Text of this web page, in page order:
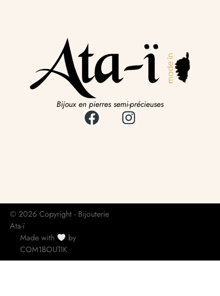
Bijoux en pierres semi-précieuses
© 2026 Copyright - Bijouterie
Ata-ï
Made with
by
COM1BOUTIK